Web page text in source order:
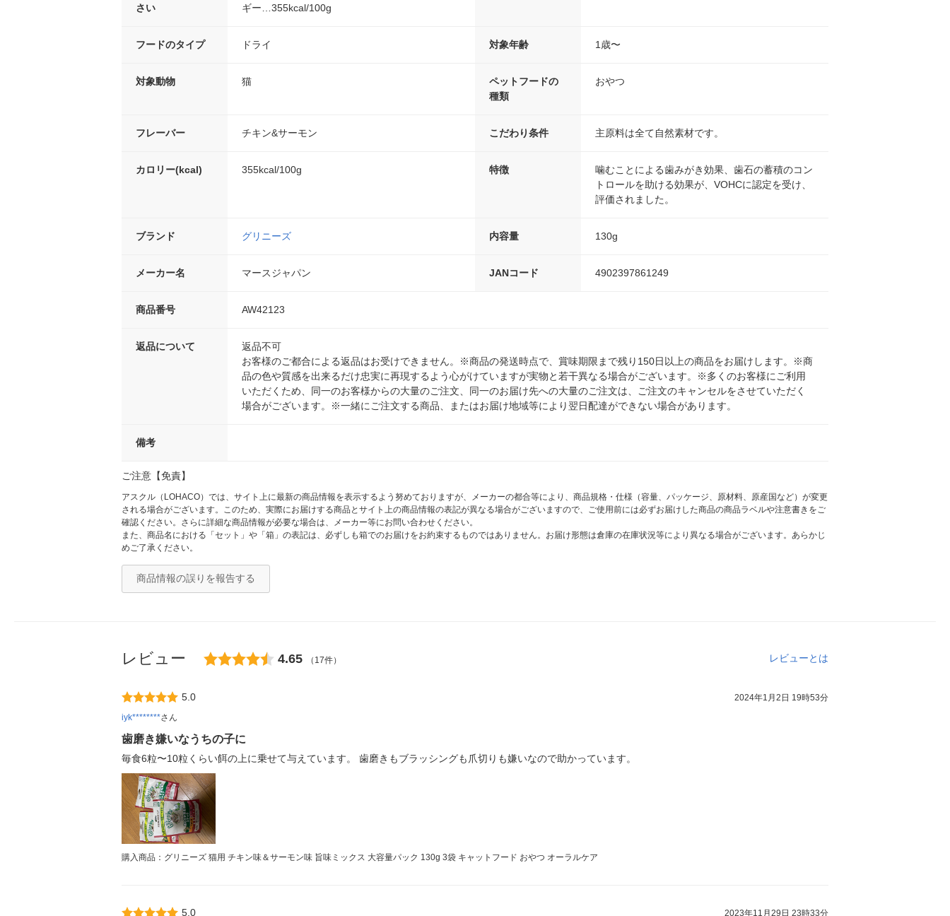
さい
ギー…355kcal/100g
フードのタイプ ドライ 対象年齢 1歳〜
対象動物 猫
ペットフードの
種類
おやつ
フレーバー チキン&サーモン こだわり条件 主原料は全て自然素材です。
カロリー(kcal) 355kcal/100g 特徴
噛むことによる歯みがき効果、歯石の蓄積のコン
トロールを助ける効果が、VOHCに認定を受け、
評価されました。
ブランド グリニーズ 内容量 130g
メーカー名 マースジャパン JANコード 4902397861249
商品番号 AW42123
返品について
返品不可
お客様のご都合による返品はお受けできません。※商品の発送時点で、賞味期限まで残り150日以上の商品をお届けします。※商
品の色や質感を出来るだけ忠実に再現するよう心がけていますが実物と若干異なる場合がございます。※多くのお客様にご利用
いただくため、同一のお客様からの大量のご注文、同一のお届け先への大量のご注文は、ご注文のキャンセルをさせていただく
場合がございます。※一緒にご注文する商品、またはお届け地域等により翌日配達ができない場合があります。
備考
ご注意【免責】
アスクル（LOHACO）では、サイト上に最新の商品情報を表示するよう努めておりますが、メーカーの都合等により、商品規格・仕様（容量、パッケージ、原材料、原産国など）が変更
される場合がございます。このため、実際にお届けする商品とサイト上の商品情報の表記が異なる場合がございますので、ご使用前には必ずお届けした商品の商品ラベルや注意書きをご
確認ください。さらに詳細な商品情報が必要な場合は、メーカー等にお問い合わせください。
また、商品名における「セット」や「箱」の表記は、必ずしも箱でのお届けをお約束するものではありません。お届け形態は倉庫の在庫状況等により異なる場合がございます。あらかじ
めご了承ください。
商品情報の誤りを報告する
レビュー 4.65 （17件） レビューとは
5.0
2024年1月2日 19時53分
iyk********さん
歯磨き嫌いなうちの子に
毎食6粒〜10粒くらい餌の上に乗せて与えています。 歯磨きもブラッシングも爪切りも嫌いなので助かっています。
購入商品：グリニーズ 猫用 チキン味＆サーモン味 旨味ミックス 大容量パック 130g 3袋 キャットフード おやつ オーラルケア
5.0 2023年11月29日 23時33分